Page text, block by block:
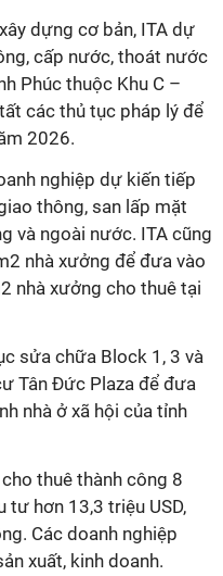
dựng cơ bản, ITA dự
cấp nước, thoát nước
Phúc thuộc Khu C –
các thủ tục pháp lý để
2026.
nghiệp dự kiến tiếp
thông, san lấp mặt
và ngoài nước. ITA cũng
nhà xưởng để đưa vào
nhà xưởng cho thuê tại
sửa chữa Block 1, 3 và
Tân Đức Plaza để đưa
nhà ở xã hội của tỉnh
thuê thành công 8
tư hơn 13,3 triệu USD,
Các doanh nghiệp
xuất, kinh doanh.